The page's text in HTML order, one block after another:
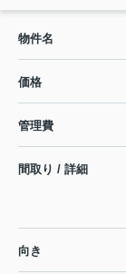
物件名
価格
管理費
間取り / 詳細
向き